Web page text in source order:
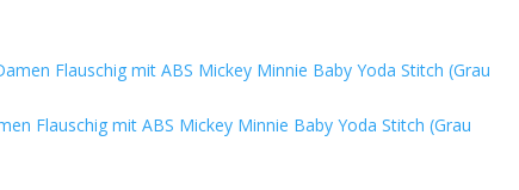
Flauschig mit ABS Mickey Minnie Baby Yoda Stitch (Grau